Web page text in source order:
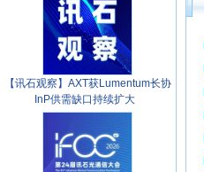
【讯石观察】AXT获Lumentum长协
InP供需缺口持续扩大